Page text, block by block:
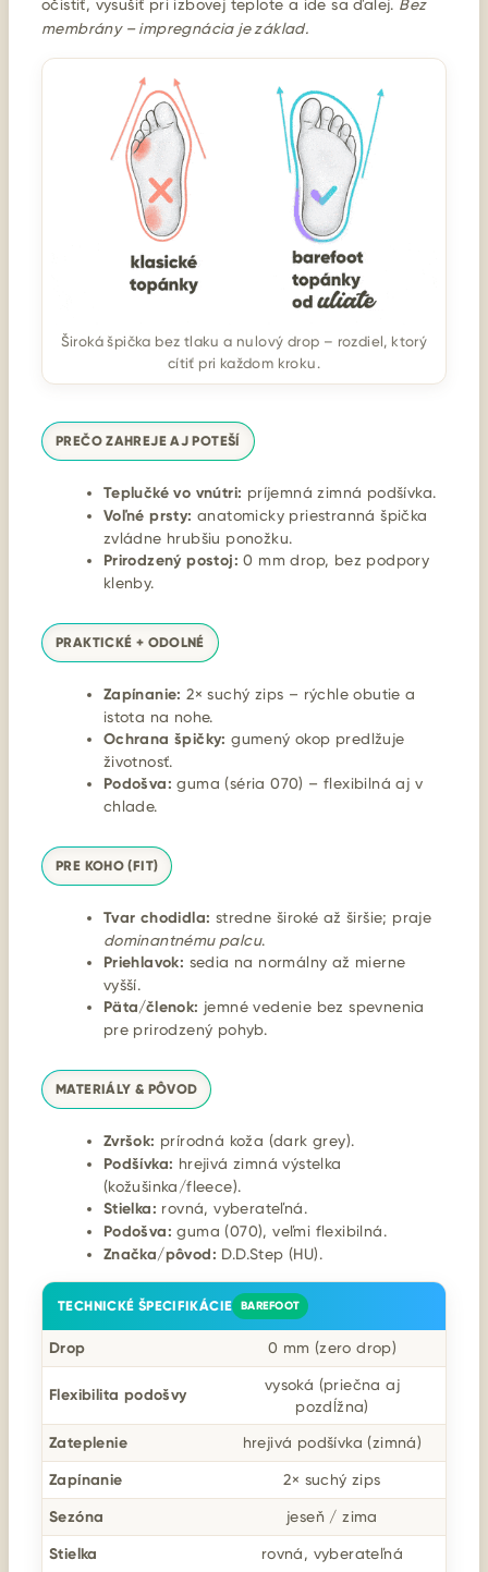
očistiť, vysušiť pri izbovej teplote a ide sa ďalej. Bez
membrány – impregnácia je základ.
Široká špička bez tlaku a nulový drop – rozdiel, ktorý
cítiť pri každom kroku.
PREČO ZAHREJE AJ POTEŠÍ
Teplučké vo vnútri: príjemná zimná podšívka.
Voľné prsty: anatomicky priestranná špička
zvládne hrubšiu ponožku.
Prirodzený postoj: 0 mm drop, bez podpory
klenby.
PRAKTICKÉ + ODOLNÉ
Zapínanie: 2× suchý zips – rýchle obutie a
istota na nohe.
Ochrana špičky: gumený okop predlžuje
životnosť.
Podošva: guma (séria 070) – flexibilná aj v
chlade.
PRE KOHO (FIT)
Tvar chodidla: stredne široké až širšie; praje
dominantnému palcu.
Priehlavok: sedia na normálny až mierne
vyšší.
Päta/členok: jemné vedenie bez spevnenia
pre prirodzený pohyb.
MATERIÁLY & PÔVOD
Zvršok: prírodná koža (dark grey).
Podšívka: hrejivá zimná výstelka
(kožušinka/fleece).
Stielka: rovná, vyberateľná.
Podošva: guma (070), veľmi flexibilná.
Značka/pôvod: D.D.Step (HU).
TECHNICKÉ ŠPECIFIKÁCIE BAREFOOT
Drop 0 mm (zero drop)
Flexibilita podošvy
vysoká (priečna aj
pozdĺžna)
Zateplenie hrejivá podšívka (zimná)
Zapínanie 2× suchý zips
Sezóna jeseň / zima
Stielka rovná, vyberateľná